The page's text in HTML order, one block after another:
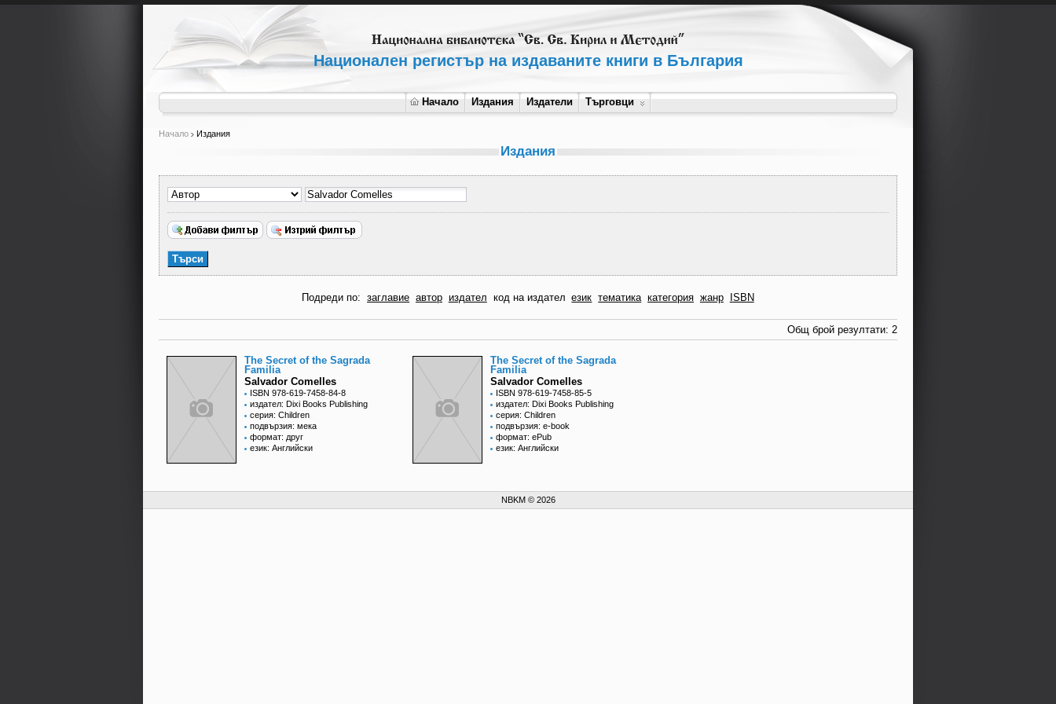
Национален регистър на издаваните книги в България
Начало Издания Издатели Търговци
Начало Издания
Издания
Подреди по: заглавие автор издател код на издател език тематика категория жанр ISBN
Общ брой резултати: 2
The Secret of the Sagrada
Familia
Salvador Comelles
ISBN 978-619-7458-84-8
издател: Dixi Books Publishing
серия: Children
подвързия: мека
формат: друг
език: Английски
The Secret of the Sagrada
Familia
Salvador Comelles
ISBN 978-619-7458-85-5
издател: Dixi Books Publishing
серия: Children
подвързия: e-book
формат: ePub
език: Английски
NBKM © 2026